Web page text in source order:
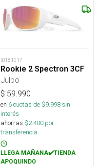
ID181017
Rookie 2 Spectron 3CF
Julbo
$ 59.990
en 6cuotas de $9.998sin
interés
ahorras $2.400 por
transferencia.
LLEGA MAÑANA✔️TIENDA
APOQUINDO